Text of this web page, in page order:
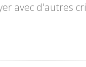
avec d'autres